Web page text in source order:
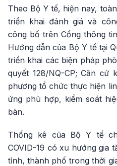
Theo Bộ Y tế, hiện nay,
triển khai đánh giá và
công bố trên Cổng thông
Hướng dẫn của Bộ Y tế tại
triển khai các biện pháp
quyết 128/NQ-CP; Căn cứ
phương tổ chức thực hiện
ứng phù hợp, kiểm soát
bàn.
Thống kê của Bộ Y tế
COVID-19 có xu hướng gia
tỉnh, thành phố trong thời